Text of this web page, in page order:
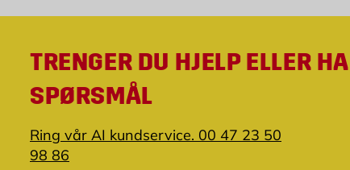
TRENGER DU HJELP ELLER
SPØRSMÅL
Ring vår AI kundservice. 00 47 23 50
98 86